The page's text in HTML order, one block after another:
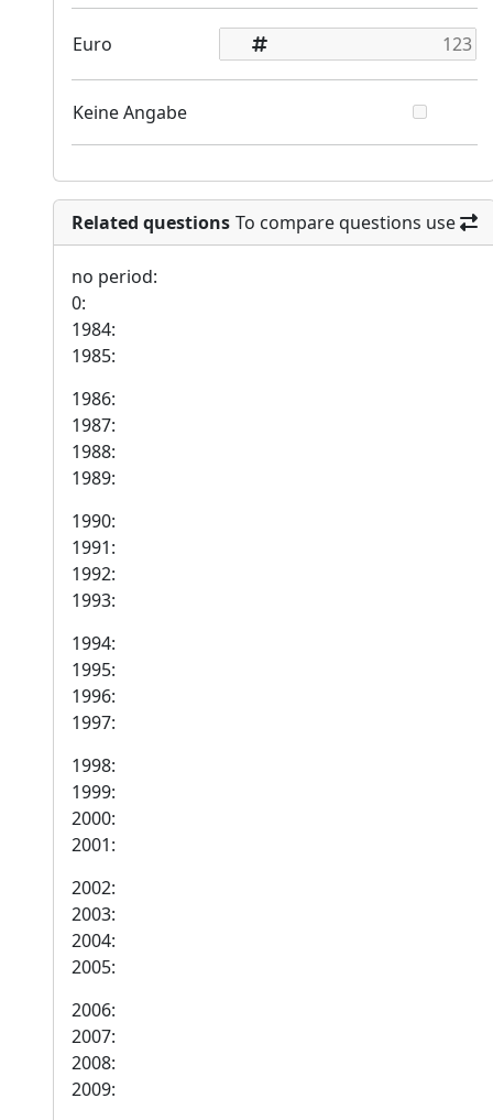
Euro
Keine Angabe
Related questions To compare questions use
no period:
0:
1984:
1985:
1986:
1987:
1988:
1989:
1990:
1991:
1992:
1993:
1994:
1995:
1996:
1997:
1998:
1999:
2000:
2001:
2002:
2003:
2004:
2005:
2006:
2007:
2008:
2009: